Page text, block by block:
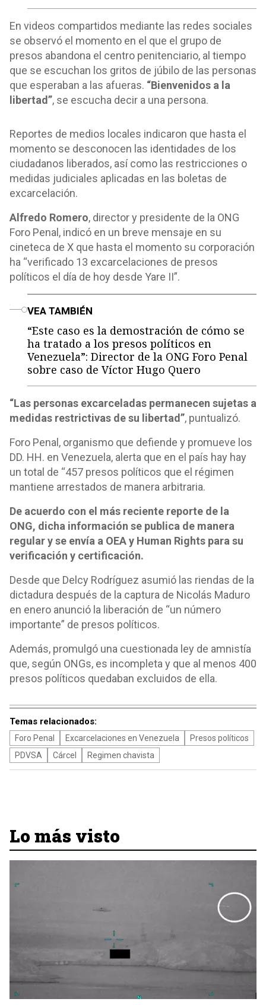
En videos compartidos mediante las redes sociales
se observó el momento en el que el grupo de
presos abandona el centro penitenciario, al tiempo
que se escuchan los gritos de júbilo de las personas
que esperaban a las afueras. “Bienvenidos a la
libertad”, se escucha decir a una persona.
Reportes de medios locales indicaron que hasta el
momento se desconocen las identidades de los
ciudadanos liberados, así como las restricciones o
medidas judiciales aplicadas en las boletas de
excarcelación.
Alfredo Romero, director y presidente de la ONG
Foro Penal, indicó en un breve mensaje en su
cineteca de X que hasta el momento su corporación
ha “verificado 13 excarcelaciones de presos
políticos el día de hoy desde Yare II”.
VEA TAMBIÉN
“Este caso es la demostración de cómo se
ha tratado a los presos políticos en
Venezuela”: Director de la ONG Foro Penal
sobre caso de Víctor Hugo Quero
“Las personas excarceladas permanecen sujetas a
medidas restrictivas de su libertad”, puntualizó.
Foro Penal, organismo que defiende y promueve los
DD. HH. en Venezuela, alerta que en el país hay hay
un total de “457 presos políticos que el régimen
mantiene arrestados de manera arbitraria.
De acuerdo con el más reciente reporte de la
ONG, dicha información se publica de manera
regular y se envía a OEA y Human Rights para su
verificación y certificación.
Desde que Delcy Rodríguez asumió las riendas de la
dictadura después de la captura de Nicolás Maduro
en enero anunció la liberación de “un número
importante” de presos políticos.
Además, promulgó una cuestionada ley de amnistía
que, según ONGs, es incompleta y que al menos 400
presos políticos quedaban excluidos de ella.
Temas relacionados:
Foro Penal Excarcelaciones en Venezuela
Presos políticos
PDVSA
Cárcel Regimen chavista
Lo más visto